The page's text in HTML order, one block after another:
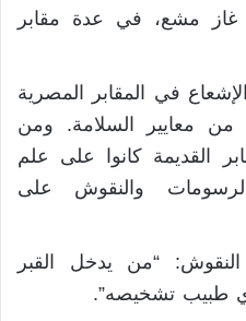
غاز مشع، في عدة مقابر
في المقابر المصرية
من معايير السلامة. ومن
القديمة كانوا على علم
والنقوش على
“من يدخل القبر
طبيب تشخيصه”.